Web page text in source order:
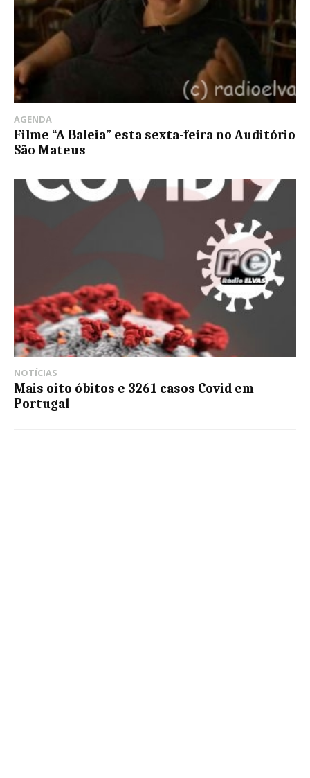
AGENDA
Filme “A Baleia” esta sexta-feira no Auditório
São Mateus
NOTÍCIAS
Mais oito óbitos e 3261 casos Covid em
Portugal